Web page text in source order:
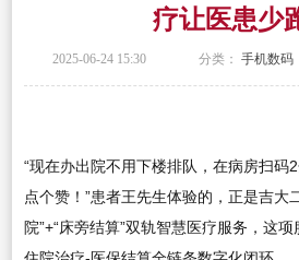
疗让医患少
2025-06-24 15:30 分类：手机数码
“现在办出院不用下楼排队，在病房扫码
点个赞！”患者王先生体验的，正是吉大
院”+“床旁结算”双轨智慧医疗服务，这